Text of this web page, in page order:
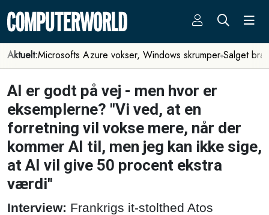
Aktuelt:Microsofts Azure vokser, Windows skrumper Salget
AI er godt på vej - men hvor er
eksemplerne? "Vi ved, at en
forretning vil vokse mere, når der
kommer AI til, men jeg kan ikke sige,
at AI vil give 50 procent ekstra
værdi"
Interview: Frankrigs it-stolthed Atos